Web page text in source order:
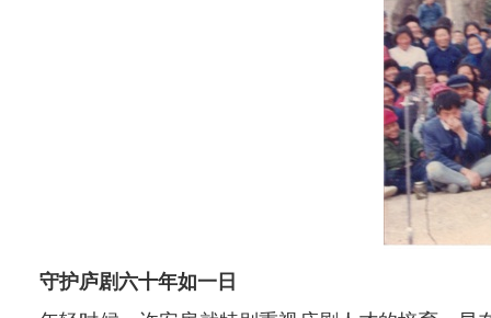
守护庐剧六十年如一日